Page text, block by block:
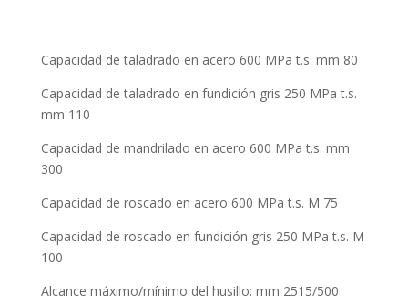
Capacidad de taladrado en acero 600 MPa t.s. mm 80
Capacidad de taladrado en fundición gris 250 MPa t.s.
mm 110
Capacidad de mandrilado en acero 600 MPa t.s. mm
300
Capacidad de roscado en acero 600 MPa t.s. M 75
Capacidad de roscado en fundición gris 250 MPa t.s. M
100
Alcance máximo/mínimo del husillo: mm 2515/500